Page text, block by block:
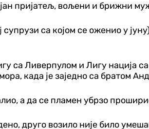
пријатељ, вољени и брижни
са којом се оженио у
са Ливерпулом и Лигу нација
када је заједно са братом
а да се пламен убрзо
друго возило није било